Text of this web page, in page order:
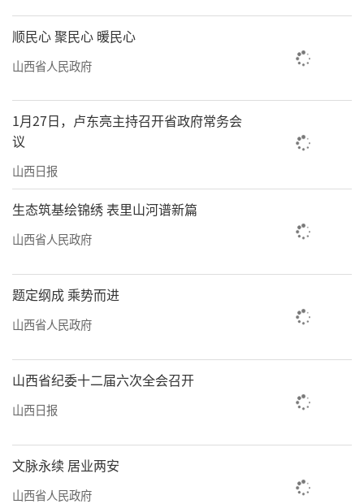
顺民心 聚民心 暖民心
山西省人民政府
1月27日，卢东亮主持召开省政府常务会
议
山西日报
生态筑基绘锦绣 表里山河谱新篇
山西省人民政府
题定纲成 乘势而进
山西省人民政府
山西省纪委十二届六次全会召开
山西日报
文脉永续 居业两安
山西省人民政府